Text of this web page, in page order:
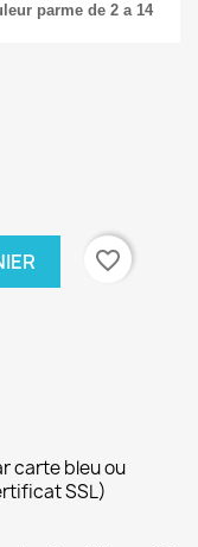
parme de 2 a 14
favorite_border
carte bleu ou
SSL)